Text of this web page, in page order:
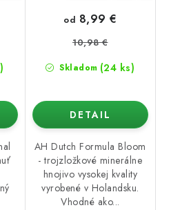
Skladom (24 ks)
od 8,99 €
10,98 €
DETAIL
AH Dutch Formula Bloom
- trojzložkové minerálne
hnojivo vysokej kvality
vyrobené v Holandsku.
Vhodné ako...